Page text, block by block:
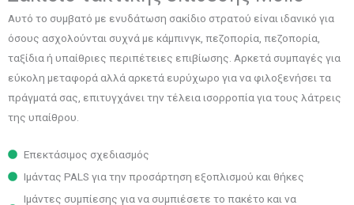
Αυτό το συμβατό με ενυδάτωση σακίδιο στρατού είναι ιδανικό για
όσους ασχολούνται συχνά με κάμπινγκ, πεζοπορία, πεζοπορία,
ταξίδια ή υπαίθριες περιπέτειες επιβίωσης. Αρκετά συμπαγές για
εύκολη μεταφορά αλλά αρκετά ευρύχωρο για να φιλοξενήσει τα
πράγματά σας, επιτυγχάνει την τέλεια ισορροπία για τους λάτρεις
της υπαίθρου.
Επεκτάσιμος σχεδιασμός
Ιμάντας PALS για την προσάρτηση εξοπλισμού και θήκες
Ιμάντες συμπίεσης για να συμπιέσετε το πακέτο και να